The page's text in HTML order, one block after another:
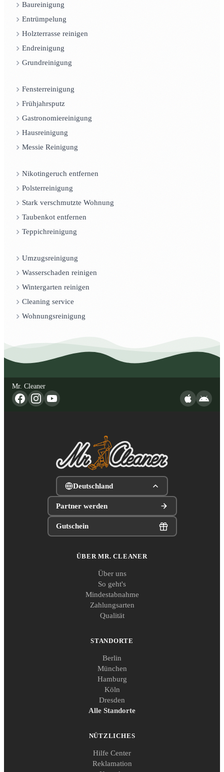
Baureinigung
Entrümpelung
Holzterrasse reinigen
Endreinigung
Grundreinigung
Fensterreinigung
Frühjahrsputz
Gastronomiereinigung
Hausreinigung
Messie Reinigung
Nikotingeruch entfernen
Polsterreinigung
Stark verschmutzte Wohnung
Taubenkot entfernen
Teppichreinigung
Umzugsreinigung
Wasserschaden reinigen
Wintergarten reinigen
Cleaning service
Wohnungsreinigung
Mr. Cleaner
Deutschland
Partner werden
Gutschein
ÜBER MR. CLEANER
Über uns
So geht's
Mindestabnahme
Zahlungsarten
Qualität
STANDORTE
Berlin
München
Hamburg
Köln
Dresden
Alle Standorte
NÜTZLICHES
Hilfe Center
Reklamation